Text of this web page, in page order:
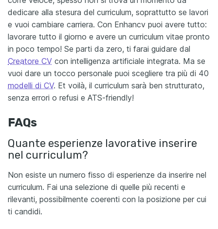
dedicare alla stesura del curriculum, soprattutto se lavori
e vuoi cambiare carriera. Con Enhancv puoi avere tutto:
lavorare tutto il giorno e avere un curriculum vitae pronto
in poco tempo! Se parti da zero, ti farai guidare dal
Creatore CV con intelligenza artificiale integrata. Ma se
vuoi dare un tocco personale puoi scegliere tra più di 40
modelli di CV. Et voilà, il curriculum sarà ben strutturato,
senza errori o refusi e ATS-friendly!
FAQs
Quante esperienze lavorative inserire
nel curriculum?
Non esiste un numero fisso di esperienze da inserire nel
curriculum. Fai una selezione di quelle più recenti e
rilevanti, possibilmente coerenti con la posizione per cui
ti candidi.